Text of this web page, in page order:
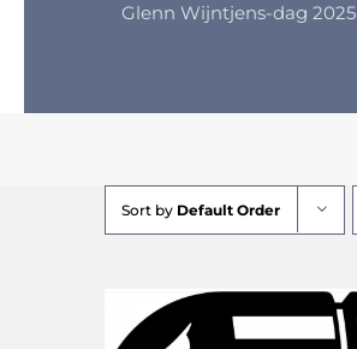
Glenn Wijntjens-dag 2025
Sort by Default Order